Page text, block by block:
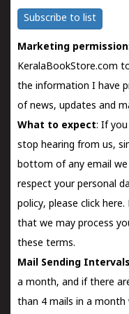
Subscribe to list
Marketing permission
KeralaBookStore.com
the information I have
of news, updates and
What to expect: If
stop hearing from us,
bottom of any email
respect your personal
policy, please click here.
that we may process
these terms.
Mail Sending Intervals
a month, and if there
than 4 mails in a month